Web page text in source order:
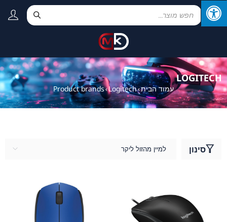
LOGITECH
עמוד הבית›
Product brands›Logitech
סינון למיין מהזול ליקר